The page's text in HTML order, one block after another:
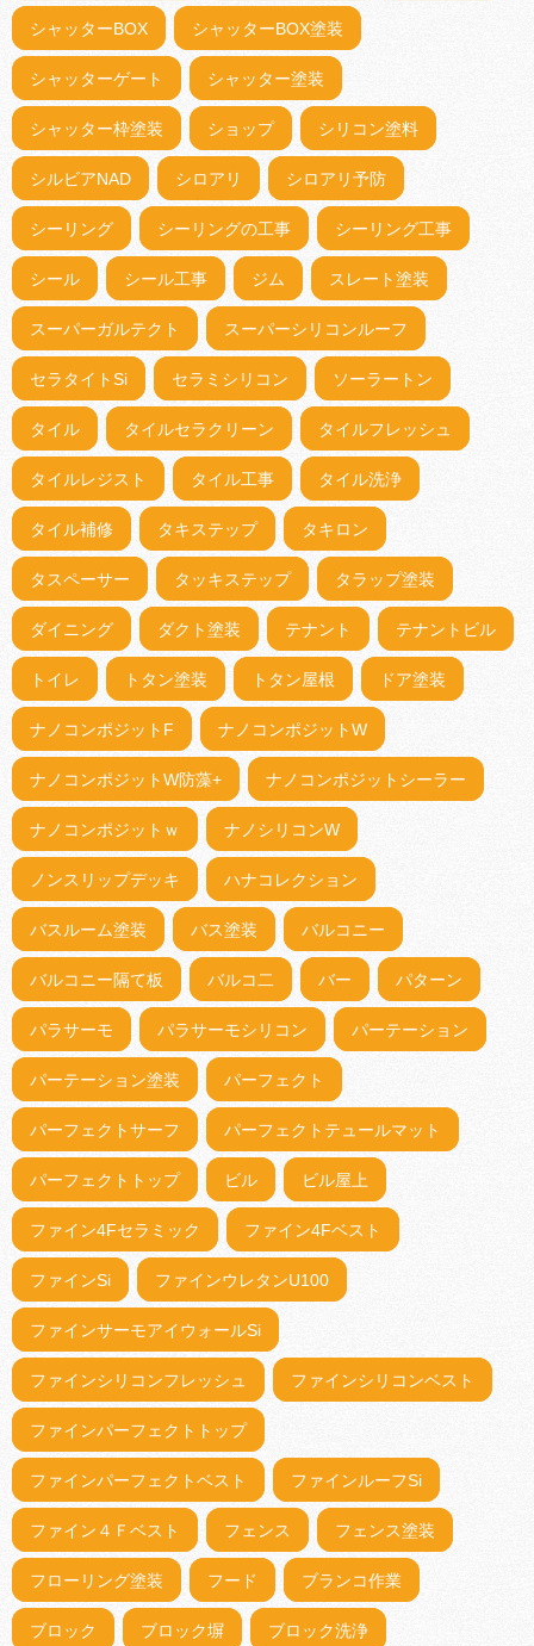
シャッターBOX シャッターBOX塗装
シャッターゲート シャッター塗装
シャッター枠塗装 ショップ シリコン塗料
シルビアNAD シロアリ シロアリ予防
シーリング シーリングの工事 シーリング工事
シール シール工事 ジム スレート塗装
スーパーガルテクト スーパーシリコンルーフ
セラタイトSi セラミシリコン ソーラートン
タイル タイルセラクリーン タイルフレッシュ
タイルレジスト タイル工事 タイル洗浄
タイル補修 タキステップ タキロン
タスペーサー タッキステップ タラップ塗装
ダイニング ダクト塗装 テナント テナントビル
トイレ トタン塗装 トタン屋根 ドア塗装
ナノコンポジットF ナノコンポジットW
ナノコンポジットW防藻+ ナノコンポジットシーラー
ナノコンポジットｗ ナノシリコンW
ノンスリップデッキ ハナコレクション
バスルーム塗装 バス塗装 バルコニー
バルコニー隔て板 バルコ二 バー パターン
パラサーモ パラサーモシリコン パーテーション
パーテーション塗装 パーフェクト
パーフェクトサーフ パーフェクトテュールマット
パーフェクトトップ ビル ビル屋上
ファイン4Fセラミック ファイン4Fベスト
ファインSi ファインウレタンU100
ファインサーモアイウォールSi
ファインシリコンフレッシュ ファインシリコンベスト
ファインパーフェクトトップ
ファインパーフェクトベスト ファインルーフSi
ファイン４Ｆベスト フェンス フェンス塗装
フローリング塗装 フード ブランコ作業
ブロック ブロック塀 ブロック洗浄